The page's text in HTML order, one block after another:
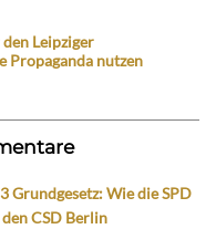
Leipziger
Propaganda nutzen
Grundgesetz: Wie die SPD
CSD Berlin